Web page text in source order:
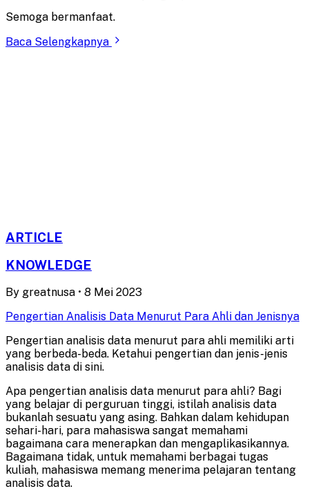
Semoga bermanfaat.
Baca Selengkapnya
ARTICLE
KNOWLEDGE
By greatnusa • 8 Mei 2023
Pengertian Analisis Data Menurut Para Ahli dan Jenisnya
Pengertian analisis data menurut para ahli memiliki arti
yang berbeda-beda. Ketahui pengertian dan jenis-jenis
analisis data di sini.
Apa pengertian analisis data menurut para ahli? Bagi
yang belajar di perguruan tinggi, istilah analisis data
bukanlah sesuatu yang asing. Bahkan dalam kehidupan
sehari-hari, para mahasiswa sangat memahami
bagaimana cara menerapkan dan mengaplikasikannya.
Bagaimana tidak, untuk memahami berbagai tugas
kuliah, mahasiswa memang menerima pelajaran tentang
analisis data.